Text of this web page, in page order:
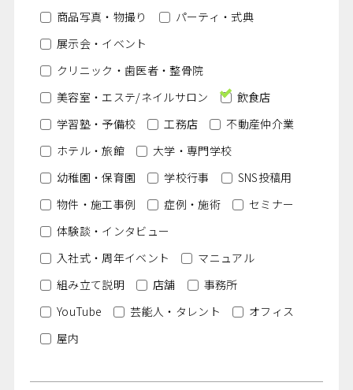
商品写真・物撮り
パーティ・式典
展示会・イベント
クリニック・歯医者・整骨院
美容室・エステ/ネイルサロン
飲食店
学習塾・予備校
工務店
不動産仲介業
ホテル・旅館
大学・専門学校
幼稚園・保育園
学校行事
SNS投稿用
物件・施工事例
症例・施術
セミナー
体験談・インタビュー
入社式・周年イベント
マニュアル
組み立て説明
店舗
事務所
YouTube
芸能人・タレント
オフィス
屋内